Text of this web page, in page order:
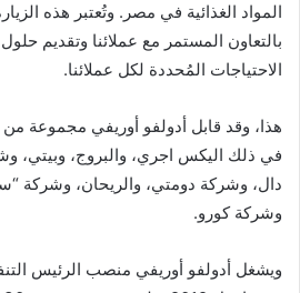
المواد الغذائية في مصر. وتُعتبر هذه
بالتعاون المستمر مع عملائنا وتقديم
الاحتياجات المُحددة لكل عملائنا.
هذا، وقد قابل أدولفو أوريفي مجموعة
في ذلك اليكس اجري، والبروج، وبيتي،
دال، وشركة دومتي، والريحان، وشركة
وشركة كورو.
ويشغل أدولفو أوريفي منصب الرئيس